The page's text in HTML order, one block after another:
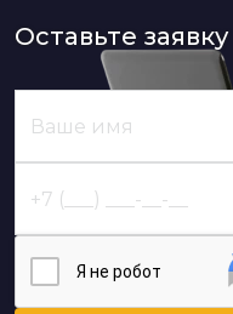
Оставьте
Я нe poбoт